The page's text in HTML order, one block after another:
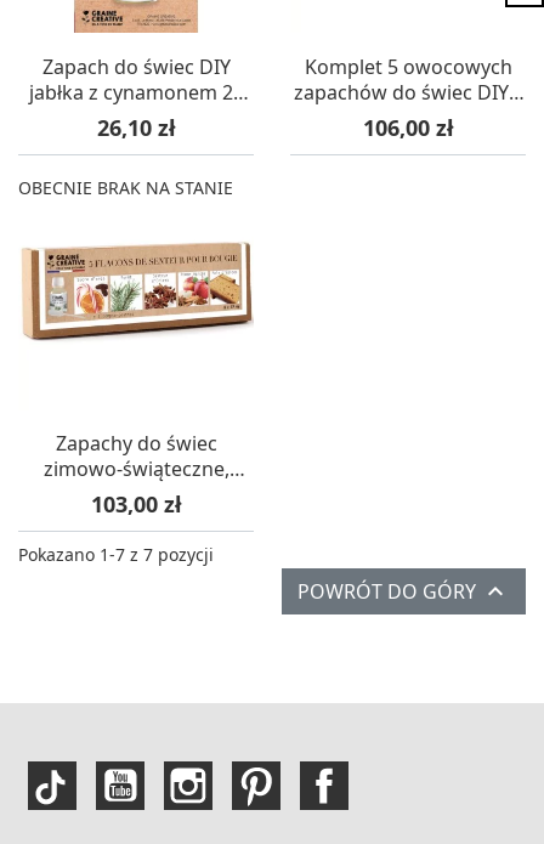
Zapach do świec DIY
jabłka z cynamonem 27
ml
Cena
26,10 zł
Komplet 5 owocowych
zapachów do świec DIY z
zakraplaczem 5 x 27 ml
Cena
106,00 zł
Zapachy do świec
zimowo-świąteczne,
Graine Creative
Cena
103,00 zł
OBECNIE BRAK NA STANIE
Pokazano 1-7 z 7 pozycji
POWRÓT DO GÓRY 